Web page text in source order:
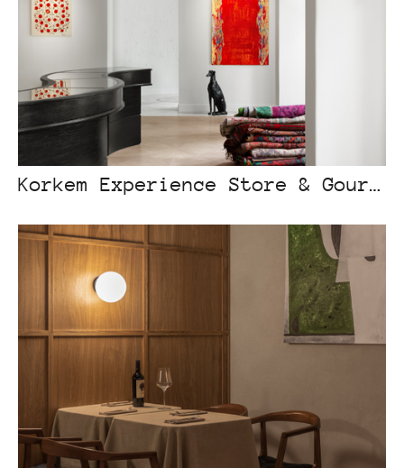
Korkem Experience Store & Gourmet